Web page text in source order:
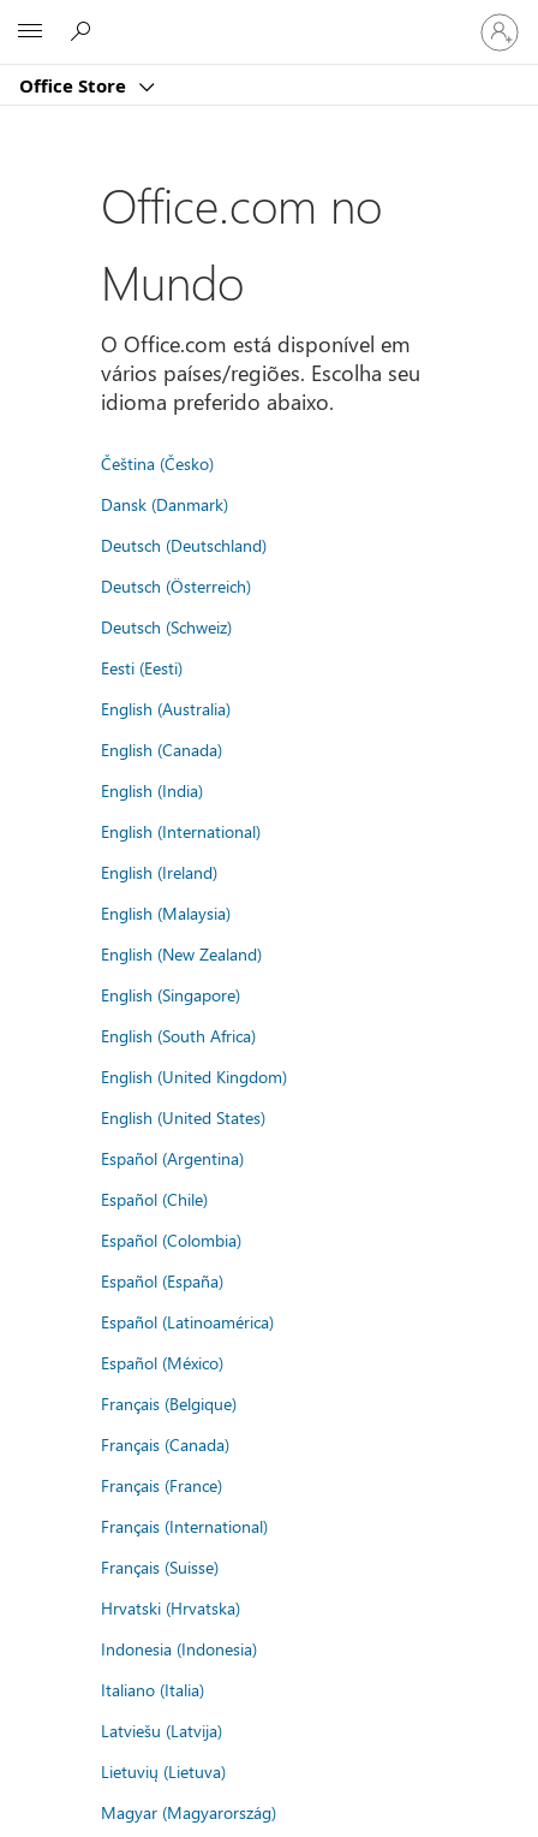
Office Store
Entre
em
sua
Office.com no
Mundo
O Office.com está disponível em
vários países/regiões. Escolha seu
idioma preferido abaixo.
Čeština (Česko)
Dansk (Danmark)
Deutsch (Deutschland)
Deutsch (Österreich)
Deutsch (Schweiz)
Eesti (Eesti)
English (Australia)
English (Canada)
English (India)
English (International)
English (Ireland)
English (Malaysia)
English (New Zealand)
English (Singapore)
English (South Africa)
English (United Kingdom)
English (United States)
Español (Argentina)
Español (Chile)
Español (Colombia)
Español (España)
Español (Latinoamérica)
Español (México)
Français (Belgique)
Français (Canada)
Français (France)
Français (International)
Français (Suisse)
Hrvatski (Hrvatska)
Indonesia (Indonesia)
Italiano (Italia)
Latviešu (Latvija)
Lietuvių (Lietuva)
Magyar (Magyarország)